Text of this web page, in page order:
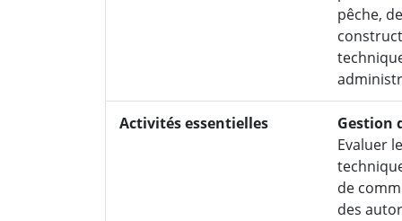
pêche,
Activités essentielles
Gestion
Evaluer
de
des